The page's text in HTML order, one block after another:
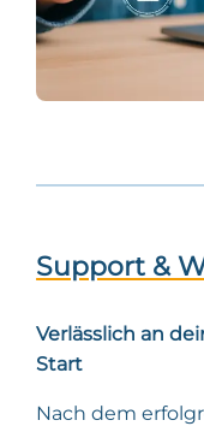
Support &
Verlässlich an
Start
Nach dem